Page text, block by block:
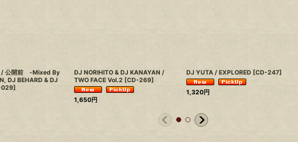
/ 公開前 -Mixed By
DJ BEHARD & DJ
]
DJ NORIHITO & DJ KANAYAN /
TWO FACE Vol.2 [CD-269]
1,650円
DJ YUTA / EXPLORED [CD-247]
1,320円